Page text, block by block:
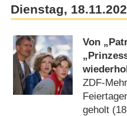
Dienstag,
Von
ZDF-
geholt